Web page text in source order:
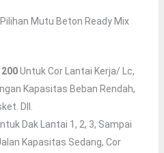
Mutu Beton Ready Mix
200Untuk Cor Lantai Kerja/ Lc,
Kapasitas Beban Rendah,
Dll.
Dak Lantai 1, 2, 3, Sampai
Kapasitas Sedang, Cor